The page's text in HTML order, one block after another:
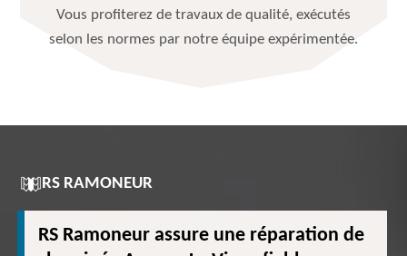
Vous profiterez de travaux de qualité, exécutés
selon les normes par notre équipe expérimentée.
RS RAMONEUR
RS Ramoneur assure une réparation de